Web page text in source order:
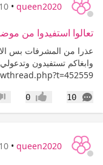
queen2020
• 10 سنوات
تعالوا استفيدوا من
عذرا من المشرفات بس
وابغاكم تستفيدون وتدعولي
10
التعليقات إعجاب0
queen2020
• 10 سنوات